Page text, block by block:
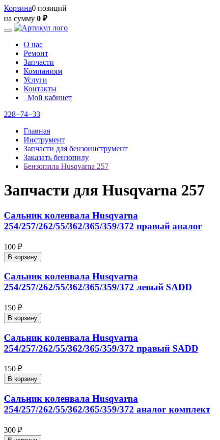
Корзина0 позиций
на сумму 0 ₽
О нас
Ремонт
Запчасти
Компаниям
Услуги
Контакты
Мой кабинет
228−74−33
Главная
Инструмент
Запчасти для бензоинструмент
Заказать бензопилу
Бензопила Husqvarna 257
Запчасти для Husqvarna 257
Сальник коленвала Husqvarna
254/257/262/55/362/365/359/372 правый аналог
100 ₽
В корзину
Сальник коленвала Husqvarna
254/257/262/55/362/365/359/372 левый SADD
150 ₽
В корзину
Сальник коленвала Husqvarna
254/257/262/55/362/365/359/372 правый SADD
150 ₽
В корзину
Сальник коленвала Husqvarna
254/257/262/55/362/365/359/372 аналог комплект
300 ₽